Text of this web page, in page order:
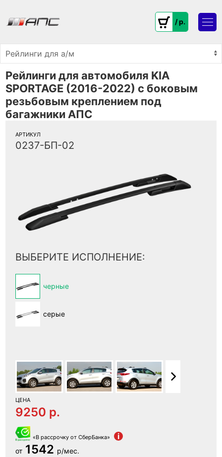
/ p.
Рейлинги для автомобиля KIA
SPORTAGE (2016-2022) с боковым
резьбовым креплением под
багажники АПС
АРТИКУЛ
0237-БП-02
ВЫБЕРИТЕ ИСПОЛНЕНИЕ:
черные
серые
ЦЕНА
9250 p.
«В рассрочку от СберБанка» i
от 1542 р/мес.